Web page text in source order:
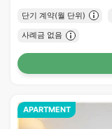
단기 계약(월 단위)
사례금 없음
APARTMENT